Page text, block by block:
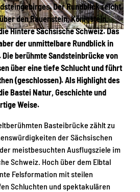
SA
Der Rundblick reicht
den Rauenstein, Königstein,
Hintere Sächsische Schweiz. Das
der unmittelbare Rundblick in
berühmte Sandsteinbrücke von
über eine tiefe Schlucht und führt
(geschlossen). Als Highlight des
Bastei Natur, Geschichte und
Weise.
Basteibrücke zählt zu
der Sächsischen
meistbesuchten Ausflugsziele im
Schweiz. Hoch über dem Elbtal
Felsformation mit steilen
Schluchten und spektakulären